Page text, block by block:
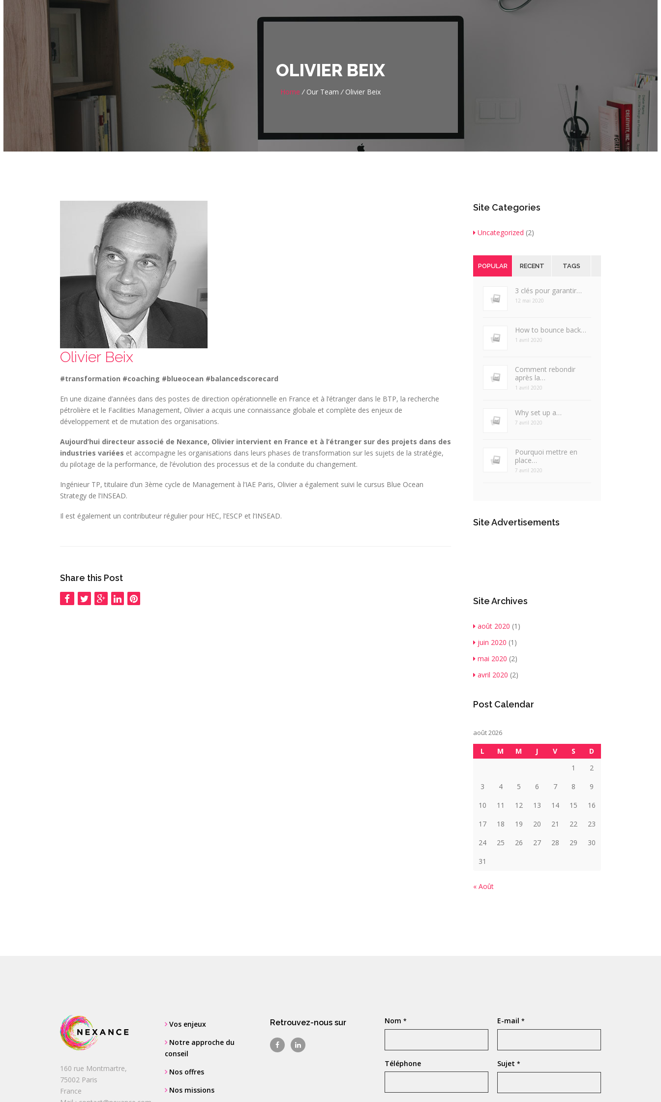
OLIVIER BEIX
Home /Our Team/ Olivier Beix
Olivier Beix
#transformation #coaching #blueocean #balancedscorecard
En une dizaine d’années dans des postes de direction opérationnelle en France et à l’étranger dans le BTP, la recherche
pétrolière et le Facilities Management, Olivier a acquis une connaissance globale et complète des enjeux de
développement et de mutation des organisations.
Aujourd’hui directeur associé de Nexance, Olivier intervient en France et à l’étranger sur des projets dans des
industries variées et accompagne les organisations dans leurs phases de transformation sur les sujets de la stratégie,
du pilotage de la performance, de l’évolution des processus et de la conduite du changement.
Ingénieur TP, titulaire d’un 3ème cycle de Management à l’IAE Paris, Olivier a également suivi le cursus Blue Ocean
Strategy de l’INSEAD.
Il est également un contributeur régulier pour HEC, l’ESCP et l’INSEAD.
Share this Post
Site Categories
Uncategorized (2)
POPULAR RECENT TAGS
3 clés pour garantir…
12 mai 2020
How to bounce back…
1 avril 2020
Comment rebondir
après la…
1 avril 2020
Why set up a…
7 avril 2020
Pourquoi mettre en
place…
7 avril 2020
Site Advertisements
Site Archives
août 2020 (1)
juin 2020 (1)
mai 2020 (2)
avril 2020 (2)
Post Calendar
août 2026
L M M J V S
D
1
2
3
4 5 6 7 8
9
10
11 12 13 14 15
16
17
18 19 20 21 22
23
24
25 26 27 28 29
30
31
« Août
160 rue Montmartre,
75002 Paris
France
Vos enjeux
Notre approche du
conseil
Nos offres
Nos missions
Retrouvez-nous sur Nom * E-mail *
Téléphone Sujet *